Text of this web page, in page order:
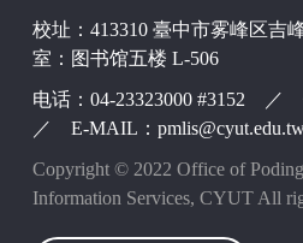
校址：413310 臺中市雾峰区
室：图书馆五楼 L-506
电话：04-23323000 #3152 ／
／ E-MAIL：
Copyright © 2022 Office of
Information Services, CYUT All